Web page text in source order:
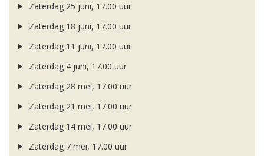
Zaterdag 25 juni, 17.00 uur
Zaterdag 18 juni, 17.00 uur
Zaterdag 11 juni, 17.00 uur
Zaterdag 4 juni, 17.00 uur
Zaterdag 28 mei, 17.00 uur
Zaterdag 21 mei, 17.00 uur
Zaterdag 14 mei, 17.00 uur
Zaterdag 7 mei, 17.00 uur